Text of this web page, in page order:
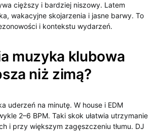
cięższy i bardziej niszowy. Latem
wakacyjne skojarzenia i jasne barwy. To
i kontekstu wydarzeń.
muzyka klubowa
niż zimą?
uderzeń na minutę. W house i EDM
2–6 BPM. Taki skok ułatwia utrzymanie
i przy większym zagęszczeniu tłumu. DJ